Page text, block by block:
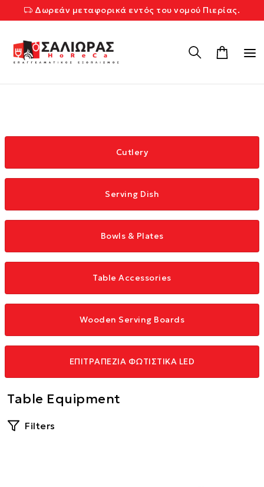
Δωρεάν μεταφορικά εντός του νομού Πιερίας.
Cutlery
Serving Dish
Bowls & Plates
Table Accessories
Wooden Serving Boards
ΕΠΙΤΡΑΠΕΖΙΑ ΦΩΤΙΣΤΙΚΑ LED
Table Equipment
Filters